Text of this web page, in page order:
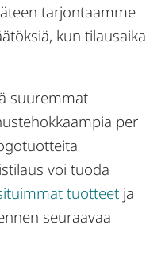
tarjontaamme
kun tilausaika
suuremmat
per
voi tuoda
tuotteet ja
seuraavaa